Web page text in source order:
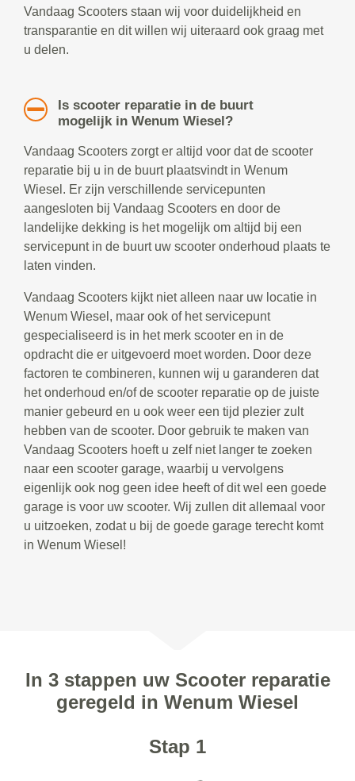
Vandaag Scooters staan wij voor duidelijkheid en
transparantie en dit willen wij uiteraard ook graag met
u delen.
Is scooter reparatie in de buurt
mogelijk in Wenum Wiesel?
Vandaag Scooters zorgt er altijd voor dat de scooter
reparatie bij u in de buurt plaatsvindt in Wenum
Wiesel. Er zijn verschillende servicepunten
aangesloten bij Vandaag Scooters en door de
landelijke dekking is het mogelijk om altijd bij een
servicepunt in de buurt uw scooter onderhoud plaats te
laten vinden.
Vandaag Scooters kijkt niet alleen naar uw locatie in
Wenum Wiesel, maar ook of het servicepunt
gespecialiseerd is in het merk scooter en in de
opdracht die er uitgevoerd moet worden. Door deze
factoren te combineren, kunnen wij u garanderen dat
het onderhoud en/of de scooter reparatie op de juiste
manier gebeurd en u ook weer een tijd plezier zult
hebben van de scooter. Door gebruik te maken van
Vandaag Scooters hoeft u zelf niet langer te zoeken
naar een scooter garage, waarbij u vervolgens
eigenlijk ook nog geen idee heeft of dit wel een goede
garage is voor uw scooter. Wij zullen dit allemaal voor
u uitzoeken, zodat u bij de goede garage terecht komt
in Wenum Wiesel!
In 3 stappen uw Scooter reparatie
geregeld in Wenum Wiesel
Stap 1